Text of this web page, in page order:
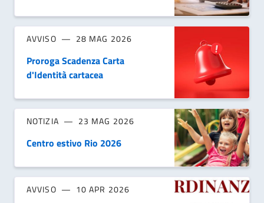
AVVISO 28 MAG 2026
Proroga Scadenza Carta
d'Identità cartacea
NOTIZIA 23 MAG 2026
Centro estivo Rio 2026
AVVISO 10 APR 2026